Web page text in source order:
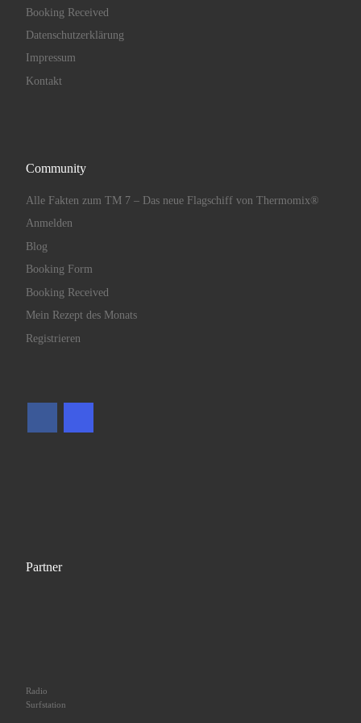
Booking Received
Datenschutzerklärung
Impressum
Kontakt
Community
Alle Fakten zum TM 7 – Das neue Flagschiff von Thermomix®
Anmelden
Blog
Booking Form
Booking Received
Mein Rezept des Monats
Registrieren
Partner
Radio
Surfstation